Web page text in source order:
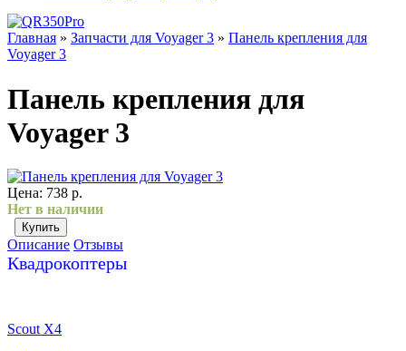
Главная » Запчасти для Voyager 3 » Панель крепления для
Voyager 3
Панель крепления для
Voyager 3
Цена: 738 р.
Нет в наличии
Описание Отзывы
Квадрокоптеры
Scout X4